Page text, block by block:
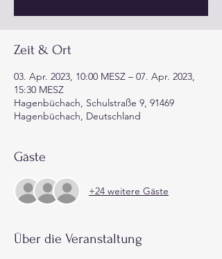
Zeit & Ort
03. Apr. 2023, 10:00 MESZ – 07. Apr. 2023,
15:30 MESZ
Hagenbüchach, Schulstraße 9, 91469
Hagenbüchach, Deutschland
Gäste
+24 weitere Gäste
Über die Veranstaltung